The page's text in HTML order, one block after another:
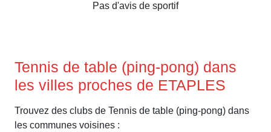
Pas d'avis de sportif
Tennis de table (ping-pong) dans
les villes proches de ETAPLES
Trouvez des clubs de Tennis de table (ping-pong) dans
les communes voisines :